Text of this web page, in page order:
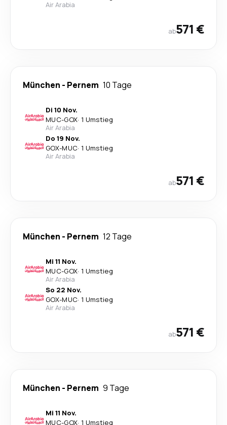
Air Arabia
ab571 €
München - Pernem 10 Tage
Di 10 Nov.
MUC-GOX· 1 Umstieg
Air Arabia
Do 19 Nov.
GOX-MUC· 1 Umstieg
Air Arabia
ab571 €
München - Pernem 12 Tage
Mi 11 Nov.
MUC-GOX· 1 Umstieg
Air Arabia
So 22 Nov.
GOX-MUC· 1 Umstieg
Air Arabia
ab571 €
München - Pernem 9 Tage
Mi 11 Nov.
MUC-GOX· 1 Umstieg